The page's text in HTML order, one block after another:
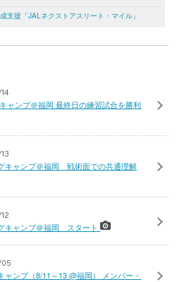
支援「JALネクストアスリート・マイル」
ャンプ＠福岡 最終日の練習試合を勝利
キャンプ＠福岡 戦術面での共通理解
キャンプ＠福岡 スタート
ンプ（8/11～13 @福岡） メンバー・